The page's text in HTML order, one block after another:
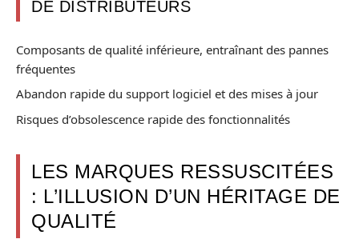
DE DISTRIBUTEURS
Composants de qualité inférieure, entraînant des pannes
fréquentes
Abandon rapide du support logiciel et des mises à jour
Risques d’obsolescence rapide des fonctionnalités
LES MARQUES RESSUSCITÉES
: L’ILLUSION D’UN HÉRITAGE DE
QUALITÉ